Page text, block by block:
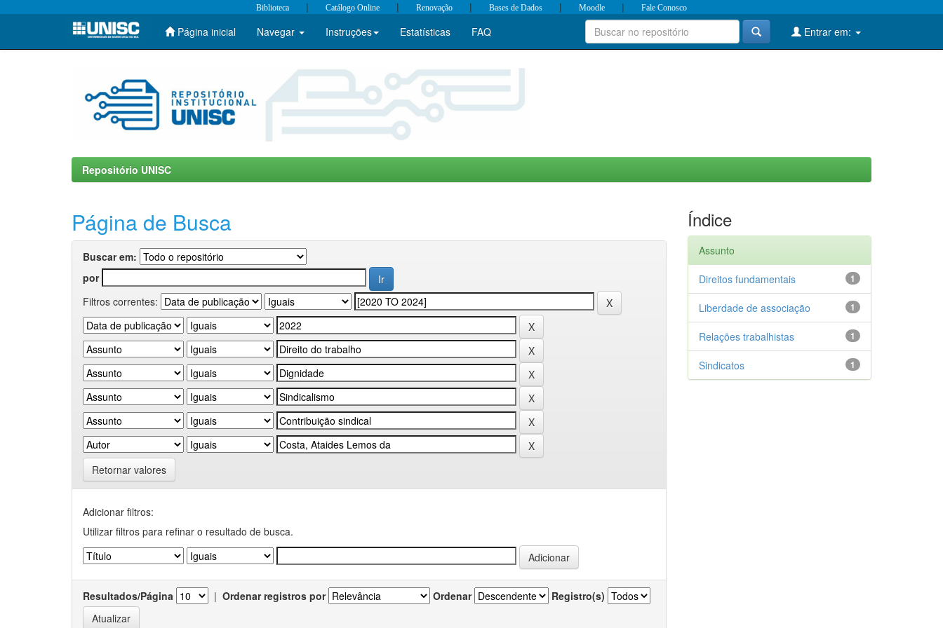
Skip
Biblioteca | Catálogo Online | Renovação | Bases de Dados | Moodle | Fale Conosco
Página inicial Navegar Instruções Estatísticas FAQ Entrar em:
Repositório UNISC
Página de Busca
Buscar em:
por
Filtros correntes:
Retornar valores
Adicionar filtros:
Utilizar filtros para refinar o resultado de busca.
Resultados/Página | Ordenar registros por Ordenar Registro(s)
Índice
Assunto
1
Direitos fundamentais
1
Liberdade de associação
1
Relações trabalhistas
1
Sindicatos